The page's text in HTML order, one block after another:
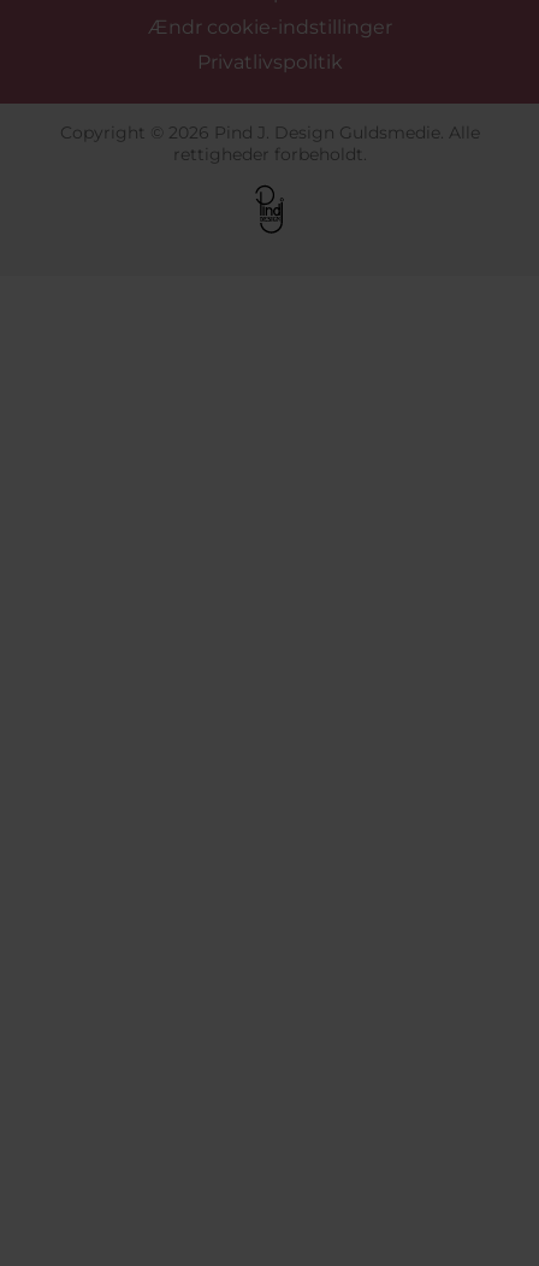
Ændr cookie-indstillinger
Privatlivspolitik
Copyright © 2026 Pind J. Design Guldsmedie. Alle
rettigheder forbeholdt.